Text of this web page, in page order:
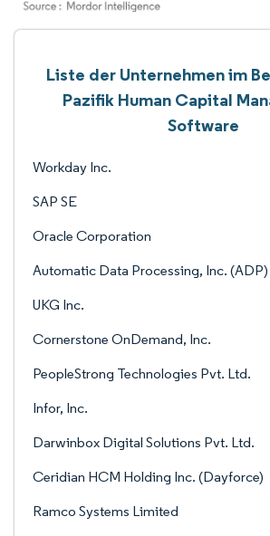
Liste der Unternehmen im
Pazifik Human Capital
Software
Workday Inc.
SAP SE
Oracle Corporation
Automatic Data Processing, Inc. (ADP)
UKG Inc.
Cornerstone OnDemand, Inc.
PeopleStrong Technologies Pvt. Ltd.
Infor, Inc.
Darwinbox Digital Solutions Pvt. Ltd.
Ceridian HCM Holding Inc. (Dayforce)
Ramco Systems Limited